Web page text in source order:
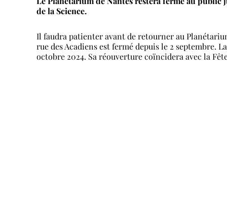
de la Science.
Il faudra patienter avant de retourner au
rue des Acadiens est fermé depuis le 2 septembre.
octobre 2024. Sa réouverture coïncidera avec la